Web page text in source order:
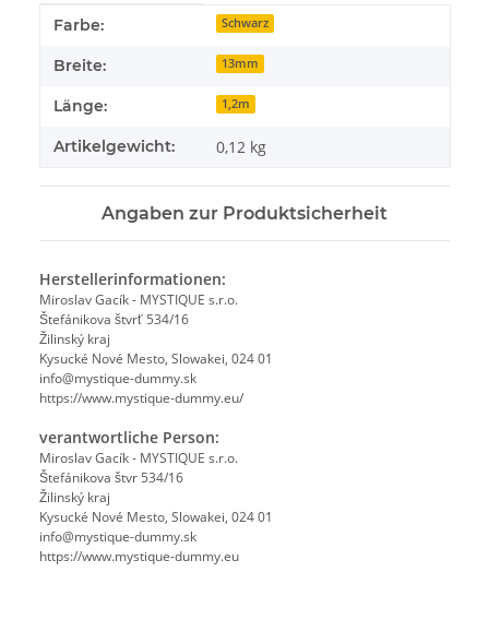
Produkteigenschaft
Wert
Farbe: Schwarz
Breite: 13mm
Länge: 1,2m
Artikelgewicht: 0,12 kg
Angaben zur Produktsicherheit
Herstellerinformationen:
Miroslav Gacík - MYSTIQUE s.r.o.
Štefánikova štvrť 534/16
Žilinský kraj
Kysucké Nové Mesto, Slowakei, 024 01
info@mystique-dummy.sk
https://www.mystique-dummy.eu/
verantwortliche Person:
Miroslav Gacík - MYSTIQUE s.r.o.
Štefánikova štvr 534/16
Žilinský kraj
Kysucké Nové Mesto, Slowakei, 024 01
info@mystique-dummy.sk
https://www.mystique-dummy.eu